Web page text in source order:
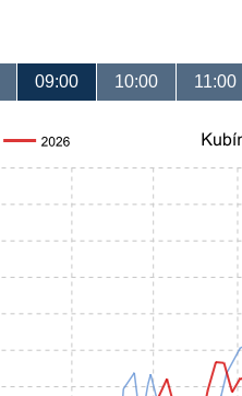
09:00 10:00 11:00